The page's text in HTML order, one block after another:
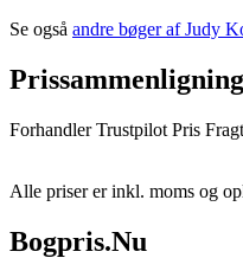
Se også andre bøger af Judy
Prissammenligning
Forhandler Trustpilot Pris Fragt
Alle priser er inkl. moms og
Bogpris.Nu